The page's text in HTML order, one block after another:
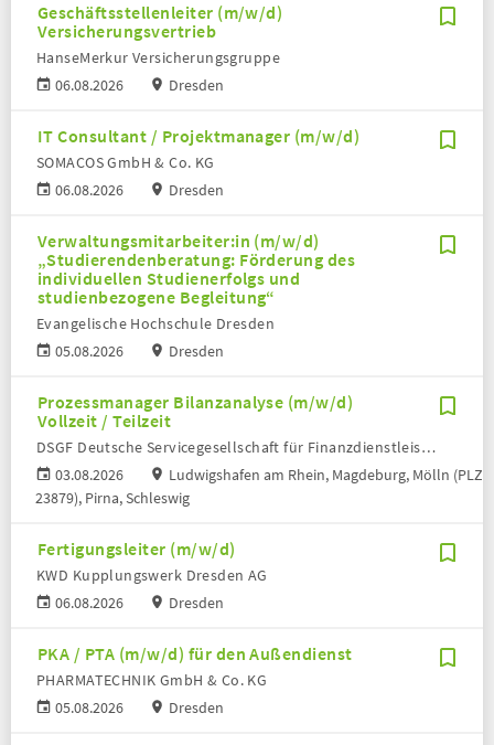
Geschäftsstellenleiter (m/w/d)
Versicherungsvertrieb
06.08.2026
HanseMerkur Versicherungsgruppe
Dresden
IT Consultant / Projektmanager (m/w/d)
06.08.2026
SOMACOS GmbH & Co. KG
Dresden
Verwaltungsmitarbeiter:in (m/w/d)
„Studierendenberatung: Förderung des
individuellen Studienerfolgs und
studienbezogene Begleitung“
05.08.2026
Evangelische Hochschule Dresden
Dresden
Prozessmanager Bilanzanalyse (m/w/d)
Vollzeit / Teilzeit
03.08.2026
DSGF Deutsche Servicegesellschaft für Finanzdienstleister mbH
Ludwigshafen am Rhein, Magdeburg, Mölln (PLZ
23879), Pirna, Schleswig
Fertigungsleiter (m/w/d)
06.08.2026
KWD Kupplungswerk Dresden AG
Dresden
PKA / PTA (m/w/d) für den Außendienst
05.08.2026
PHARMATECHNIK GmbH & Co. KG
Dresden